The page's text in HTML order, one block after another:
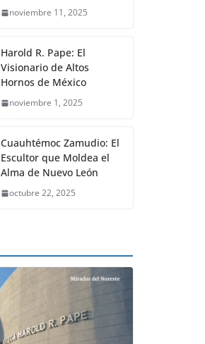
noviembre 11, 2025
Harold R. Pape: El
Visionario de Altos
Hornos de México
noviembre 1, 2025
Cuauhtémoc Zamudio: El
Escultor que Moldea el
Alma de Nuevo León
octubre 22, 2025